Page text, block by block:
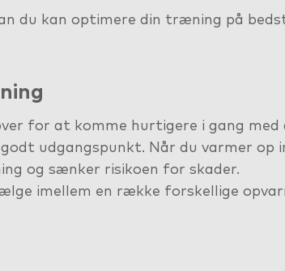
du kan optimere din træning på
for at komme hurtigere i gang
udgangspunkt. Når du varmer op
og sænker risikoen for skader.
imellem en række forskellige